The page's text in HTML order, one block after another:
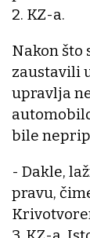
2. KZ-a.
Nakon što
zaustavili
upravlja
bile
- Dakle,
pravu,